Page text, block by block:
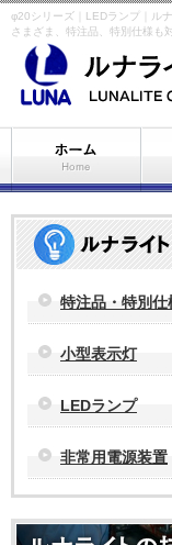
φ20シリーズ｜LEDランプ｜ル
さまざま、特注品、特別仕様も
特注品・特別仕
小型表示灯
LEDランプ
非常用電源装置